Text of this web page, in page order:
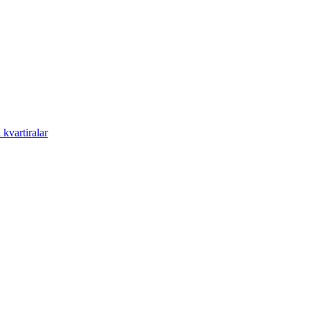
kvartiralar